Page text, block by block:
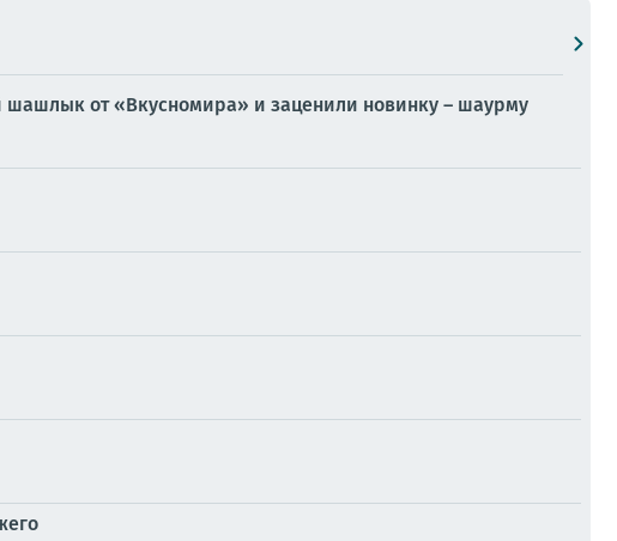
от «Вкусномира» и заценили новинку – шаурму